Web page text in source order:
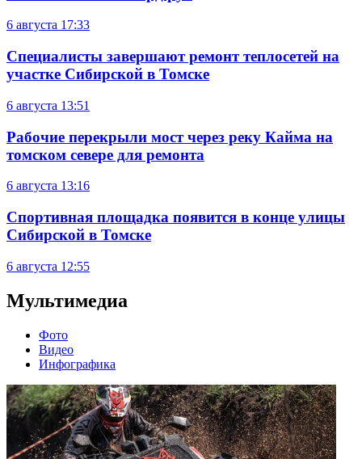
6 августа 17:33
Специалисты завершают ремонт теплосетей на
участке Сибирской в Томске
6 августа 13:51
Рабочие перекрыли мост через реку Кайма на
томском севере для ремонта
6 августа 13:16
Спортивная площадка появится в конце улицы
Сибирской в Томске
6 августа 12:55
Мультимедиа
Фото
Видео
Инфографика